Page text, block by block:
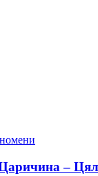
–